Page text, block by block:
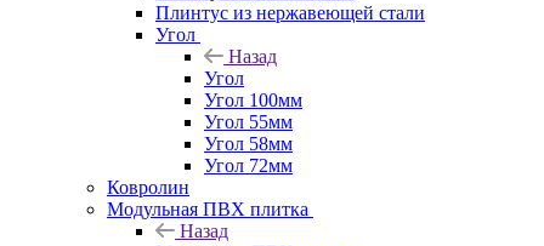
Плинтус из нержавеющей стали
Угол
Назад
Угол
Угол 100мм
Угол 55мм
Угол 58мм
Угол 72мм
Ковролин
Модульная ПВХ плитка
Назад